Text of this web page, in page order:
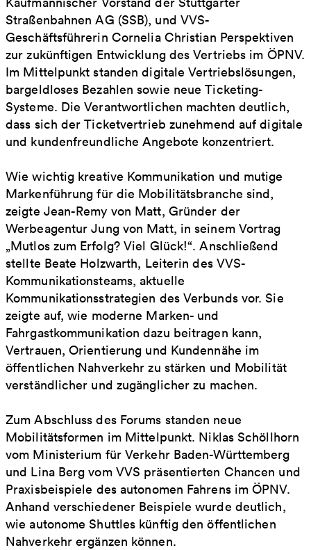
Straßenbahnen AG (SSB), und VVS-
Geschäftsführerin Cornelia Christian Perspektiven
zur zukünftigen Entwicklung des Vertriebs im ÖPNV.
Im Mittelpunkt standen digitale Vertriebslösungen,
bargeldloses Bezahlen sowie neue Ticketing-
Systeme. Die Verantwortlichen machten deutlich,
dass sich der Ticketvertrieb zunehmend auf digitale
und kundenfreundliche Angebote konzentriert.
Wie wichtig kreative Kommunikation und mutige
Markenführung für die Mobilitätsbranche sind,
zeigte Jean-Remy von Matt, Gründer der
Werbeagentur Jung von Matt, in seinem Vortrag
„Mutlos zum Erfolg? Viel Glück!“. Anschließend
stellte Beate Holzwarth, Leiterin des VVS-
Kommunikationsteams, aktuelle
Kommunikationsstrategien des Verbunds vor. Sie
zeigte auf, wie moderne Marken- und
Fahrgastkommunikation dazu beitragen kann,
Vertrauen, Orientierung und Kundennähe im
öffentlichen Nahverkehr zu stärken und Mobilität
verständlicher und zugänglicher zu machen.
Zum Abschluss des Forums standen neue
Mobilitätsformen im Mittelpunkt. Niklas Schöllhorn
vom Ministerium für Verkehr Baden-Württemberg
und Lina Berg vom VVS präsentierten Chancen und
Praxisbeispiele des autonomen Fahrens im ÖPNV.
Anhand verschiedener Beispiele wurde deutlich,
wie autonome Shuttles künftig den öffentlichen
Nahverkehr ergänzen können.